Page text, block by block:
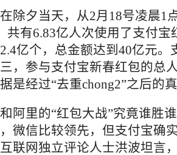
除夕当天，从2月 18号凌晨1
共有6.83亿人次使用了支付宝
2.4亿个，总金额达到 40亿元。
，参与支付宝新春红包的总
是经过“去重chong2”之后的
阿里的“红包大战”究竟谁胜
微信比较领先，但支付宝确
联网独立评论人士洪波坦言